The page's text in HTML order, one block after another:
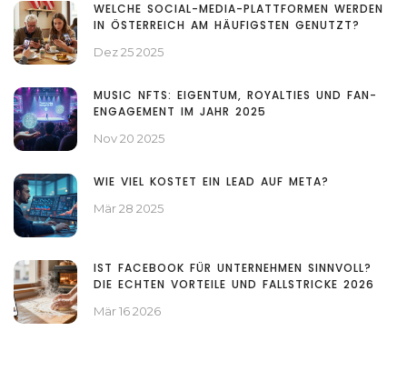
WELCHE SOCIAL-MEDIA-PLATTFORMEN WERDEN
IN ÖSTERREICH AM HÄUFIGSTEN GENUTZT?
Dez 25 2025
MUSIC NFTS: EIGENTUM, ROYALTIES UND FAN-
ENGAGEMENT IM JAHR 2025
Nov 20 2025
WIE VIEL KOSTET EIN LEAD AUF META?
Mär 28 2025
IST FACEBOOK FÜR UNTERNEHMEN SINNVOLL?
DIE ECHTEN VORTEILE UND FALLSTRICKE 2026
Mär 16 2026